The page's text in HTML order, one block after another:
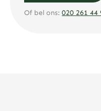
Of bel ons: 020 261 44